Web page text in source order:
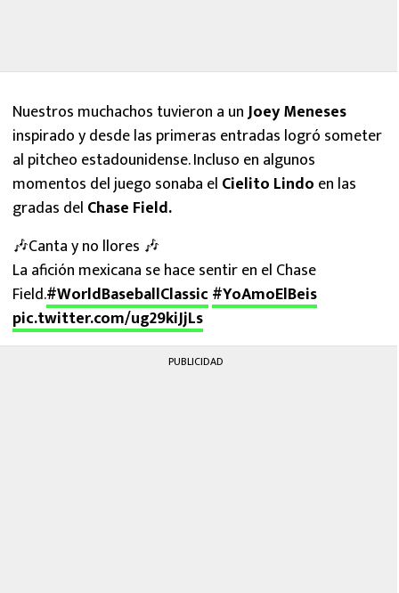
Nuestros muchachos tuvieron a unJoey Meneses
inspirado y desde las primeras entradas logró someter
al pitcheo estadounidense. Incluso en algunos
momentos del juego sonaba el Cielito Lindo en las
gradas del Chase Field.
🎶Canta y no llores 🎶
La afición mexicana se hace sentir en el Chase
Field.#WorldBaseballClassic #YoAmoElBeis
pic.twitter.com/ug29kiJjLs
PUBLICIDAD